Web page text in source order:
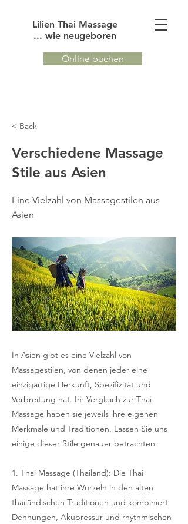
Online buchen
Lilien Thai Massage
... wie neugeboren
< Back
Verschiedene Massage
Stile aus Asien
Eine Vielzahl von Massagestilen aus
Asien
In Asien gibt es eine Vielzahl von
Massagestilen, von denen jeder eine
einzigartige Herkunft, Spezifizität und
Verbreitung hat. Im Vergleich zur Thai
Massage haben sie jeweils ihre eigenen
Merkmale und Traditionen. Lassen Sie uns
einige dieser Stile genauer betrachten:
1. Thai Massage (Thailand): Die Thai
Massage hat ihre Wurzeln in den alten
thailändischen Traditionen und kombiniert
Dehnungen, Akupressur und rhythmischen